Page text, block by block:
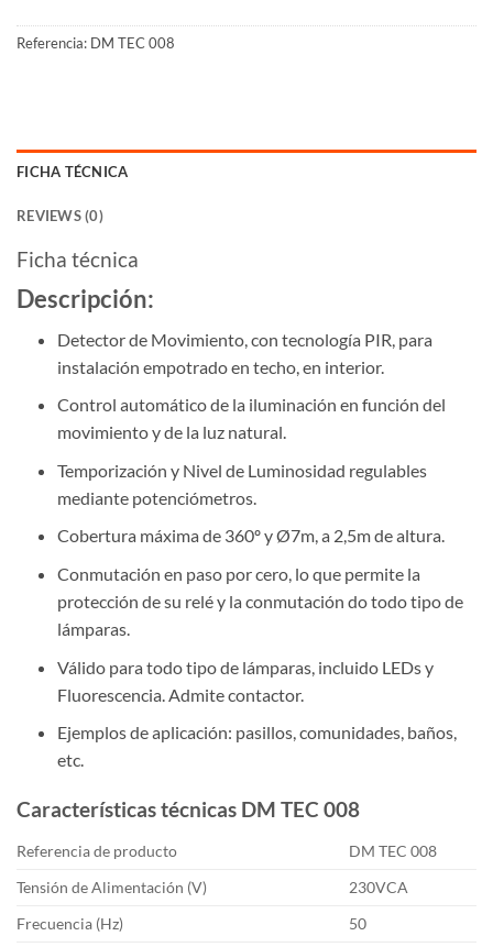
Referencia: DM TEC 008
FICHA TÉCNICA
REVIEWS (0)
Ficha técnica
Descripción:
Detector de Movimiento, con tecnología PIR, para
instalación empotrado en techo, en interior.
Control automático de la iluminación en función del
movimiento y de la luz natural.
Temporización y Nivel de Luminosidad regulables
mediante potenciómetros.
Cobertura máxima de 360º y Ø7m, a 2,5m de altura.
Conmutación en paso por cero, lo que permite la
protección de su relé y la conmutación do todo tipo de
lámparas.
Válido para todo tipo de lámparas, incluido LEDs y
Fluorescencia. Admite contactor.
Ejemplos de aplicación: pasillos, comunidades, baños,
etc.
Características técnicas DM TEC 008
Referencia de producto
DM TEC 008
Tensión de Alimentación (V)
230VCA
Frecuencia (Hz)
50